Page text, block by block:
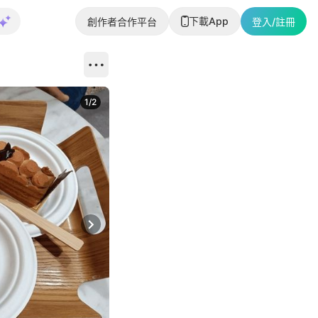
創作者合作平台 下載App 登入/註冊
Next slide
1/2